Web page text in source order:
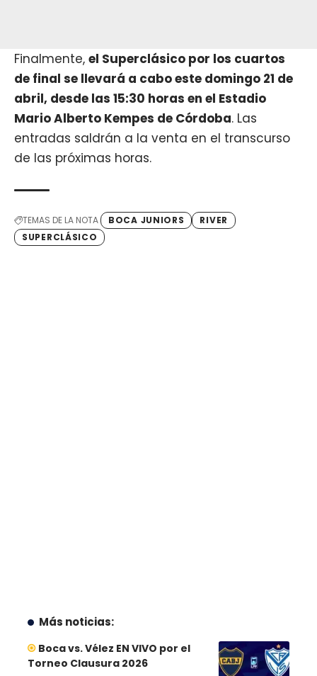
Finalmente, el Superclásico por los cuartos
de final se llevará a cabo este domingo 21 de
abril, desde las 15:30 horas en el Estadio
Mario Alberto Kempes de Córdoba. Las
entradas saldrán a la venta en el transcurso
de las próximas horas.
TEMAS DE LA NOTA BOCA JUNIORS
RIVER
SUPERCLÁSICO
Más noticias:
Boca vs. Vélez EN VIVO por el
Torneo Clausura 2026